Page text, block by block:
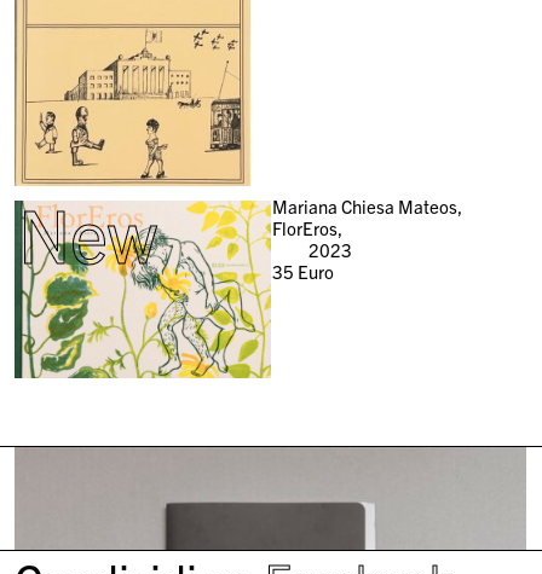
New
Mariana Chiesa Mateos,
FlorEros,
2023
35 Euro